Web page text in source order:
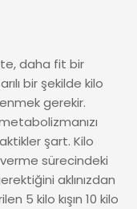
daha fit bir
bir şekilde kilo
gerekir.
şart. Kilo
sürecindeki
aklınızdan
5 kilo kışın 10 kilo